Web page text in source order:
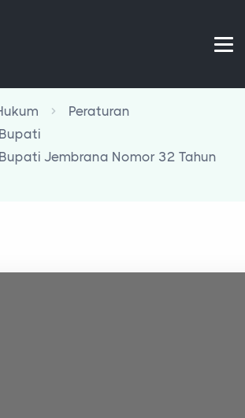
Peraturan
Jembrana Nomor 32 Tahun